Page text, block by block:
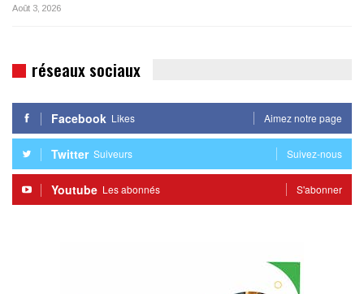
Août 3, 2026
réseaux sociaux
Facebook Likes Aimez notre page
Twitter Suiveurs Suivez-nous
Youtube Les abonnés S'abonner